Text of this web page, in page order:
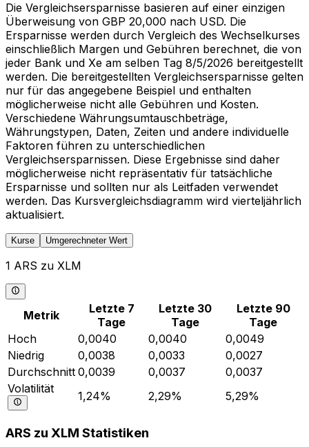
Die Vergleichsersparnisse basieren auf einer einzigen
Überweisung von GBP 20,000 nach USD. Die
Ersparnisse werden durch Vergleich des Wechselkurses
einschließlich Margen und Gebühren berechnet, die von
jeder Bank und Xe am selben Tag 8/5/2026 bereitgestellt
werden. Die bereitgestellten Vergleichsersparnisse gelten
nur für das angegebene Beispiel und enthalten
möglicherweise nicht alle Gebühren und Kosten.
Verschiedene Währungsumtauschbeträge,
Währungstypen, Daten, Zeiten und andere individuelle
Faktoren führen zu unterschiedlichen
Vergleichsersparnissen. Diese Ergebnisse sind daher
möglicherweise nicht repräsentativ für tatsächliche
Ersparnisse und sollten nur als Leitfaden verwendet
werden. Das Kursvergleichsdiagramm wird vierteljährlich
aktualisiert.
Kurse Umgerechneter Wert
1 ARS zu XLM
Metrik
Letzte 7
Tage
Letzte 30
Tage
Letzte 90
Tage
Hoch
0,0040 0,0040
0,0049
Niedrig
0,0038 0,0033
0,0027
Durchschnitt 0,0039 0,0037
0,0037
Volatilität
1,24% 2,29% 5,29%
ARS zu XLM Statistiken